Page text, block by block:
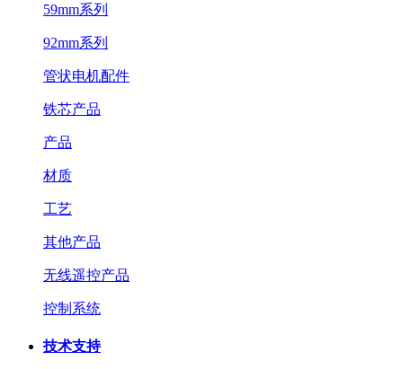
59mm系列
92mm系列
管状电机配件
铁芯产品
产品
材质
工艺
其他产品
无线遥控产品
控制系统
技术支持